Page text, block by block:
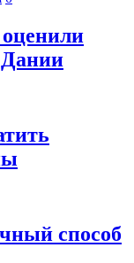
Дании
способ